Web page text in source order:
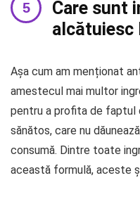
Care sunt
alcătuiesc
Așa cum am menționat
amestecul mai multor
pentru a profita de faptul
sănătos, care nu
consumă. Dintre toate
această formulă, aceste